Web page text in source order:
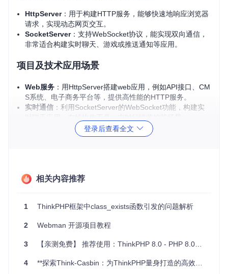
HttpServer：用于构建HTTP服务，能够快速地响应浏览器
请求，实现动态网页交互。
SocketServer：支持WebSocket协议，能实现双向通信，
非常适合构建实时聊天、游戏或推送通知等应用。
项目及技术应用场景
Web服务 ：用HttpServer搭建web应用，例如API接口、CM
S系统、电子商务平台等，提供高性能的HTTP服务。
实时通信 ：利用SocketServer的WebSocket功能，构建实
：Workerman的异步非阻塞特性适合处理耗时的
任务，如定时任务、数据同步、消息队列等。
兼容性强 ：完美融合ThinkPHP 6.0与Workerman，无需复
杂的配置即可使用。
：一行命令即可启动服务器，支持Linux下的进程
管理操作（start、stop、reload、restart、status）。
定义工作进程类来满足特定需求。
登录后查看全文
相关内容推荐
1 ThinkPHP框架中class_exists函数引发的问题解析
2 Webman 开源项目教程
3 【亲测免费】 推荐使用：ThinkPHP 8.0 - PHP 8.0时代的高性能框架
4 **探索Think-Casbin：为ThinkPHP量身打造的高效访问控制解决方案**